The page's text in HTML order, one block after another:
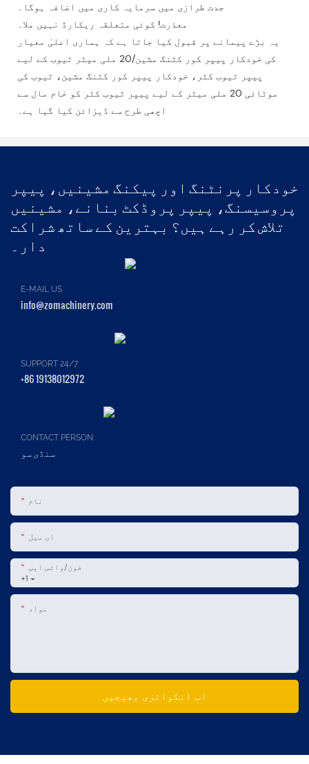
جدت طرازی میں سرمایہ کاری میں اضافہ ہوگا۔
معذرت! کوئی متعلقہ ریکارڈ نہیں ملا۔
یہ بڑے پیمانے پر قبول کیا جاتا ہے کہ ہماری اعلیٰ معیار
کی خودکار پیپر کور کٹنگ مشین/20 ملی میٹر ٹیوب کے لیے
پیپر ٹیوب کٹر، خودکار پیپر کور کٹنگ مشین، ٹیوب کی
موٹائی 20 ملی میٹر کے لیے پیپر ٹیوب کٹر کو خام مال سے
اچھی طرح سے ڈیزائن کیا گیا ہے۔
خودکار پرنٹنگ اور پیکنگ مشینیں، پیپر
پروسیسنگ، پیپر پروڈکٹ بنانے، مشینیں
تلاش کر رہے ہیں؟ بہترین کے ساتھ شراکت
دار۔
E-MAIL US
info@zomachinery.com
SUPPORT 24/7
+86 19138012972
CONTACT PERSON:
سنڈی سو
نام
ای میل
+1
فون/واٹس ایپ
مواد
اب انکوائری بھیجیں